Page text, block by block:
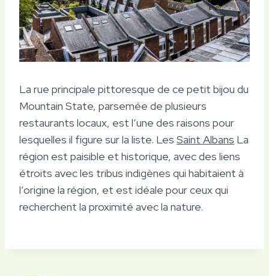
La rue principale pittoresque de ce petit bijou du
Mountain State, parsemée de plusieurs
restaurants locaux, est l’une des raisons pour
lesquelles il figure sur la liste. Les Saint Albans La
région est paisible et historique, avec des liens
étroits avec les tribus indigènes qui habitaient à
l’origine la région, et est idéale pour ceux qui
recherchent la proximité avec la nature.